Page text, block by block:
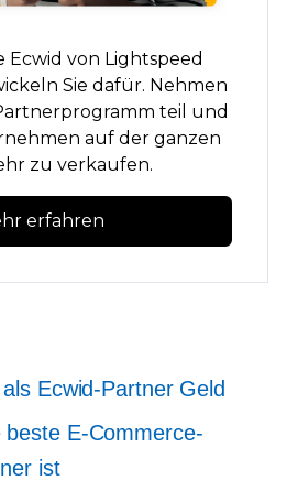
Ecwid von Lightspeed
Sie dafür. Nehmen
teil und
auf der ganzen
zu verkaufen.
erfahren
Ecwid-Partner Geld
E-Commerce-
ist